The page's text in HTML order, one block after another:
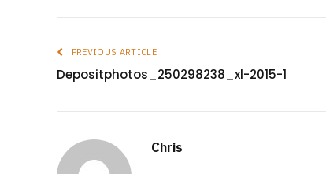
PREVIOUS ARTICLE
Depositphotos_250298238_xl-2015-1
Chris